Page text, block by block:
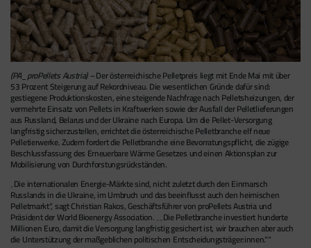
(PA_proPellets Austria) –Der österreichische Pelletpreis liegt mit Ende Mai mit über
53 Prozent Steigerung auf Rekordniveau. Die wesentlichen Gründe dafür sind:
gestiegene Produktionskosten, eine steigende Nachfrage nach Pelletsheizungen, der
vermehrte Einsatz von Pellets in Kraftwerken sowie der Ausfall der Pelletlieferungen
aus Russland, Belarus und der Ukraine nach Europa. Um die Pellet-Versorgung
langfristig sicherzustellen, errichtet die österreichische Pelletbranche elf neue
Pelletierwerke. Zudem fordert die Pelletbranche eine Bevorratungspflicht, die zügige
Beschlussfassung des Erneuerbare Wärme Gesetzes und einen Aktionsplan zur
Mobilisierung von Durchforstungsrückständen.
Die internationalen Energie-Märkte sind, nicht zuletzt durch den Einmarsch
Russlands in die Ukraine, im Umbruch und das beeinflusst auch den heimischen
Pelletmarkt, sagt Christian Rakos, Geschäftsführer von proPellets Austria und
Präsident der World Bioenergy Association. „ Die Pelletbranche investiert hunderte
Millionen Euro, damit die Versorgung langfristig gesichert ist, wir brauchen aber auch
die Unterstützung der maßgeblichen politischen Entscheidungsträger:innen. “